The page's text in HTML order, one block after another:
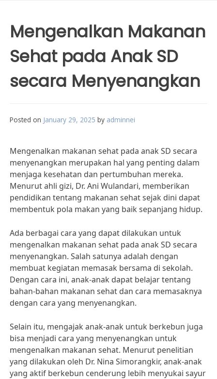
Mengenalkan Makanan
Sehat pada Anak SD
secara Menyenangkan
Posted on January 29, 2025 by adminnei
Mengenalkan makanan sehat pada anak SD secara
menyenangkan merupakan hal yang penting dalam
menjaga kesehatan dan pertumbuhan mereka.
Menurut ahli gizi, Dr. Ani Wulandari, memberikan
pendidikan tentang makanan sehat sejak dini dapat
membentuk pola makan yang baik sepanjang hidup.
Ada berbagai cara yang dapat dilakukan untuk
mengenalkan makanan sehat pada anak SD secara
menyenangkan. Salah satunya adalah dengan
membuat kegiatan memasak bersama di sekolah.
Dengan cara ini, anak-anak dapat belajar tentang
bahan-bahan makanan sehat dan cara memasaknya
dengan cara yang menyenangkan.
Selain itu, mengajak anak-anak untuk berkebun juga
bisa menjadi cara yang menyenangkan untuk
mengenalkan makanan sehat. Menurut penelitian
yang dilakukan oleh Dr. Nina Simorangkir, anak-anak
yang aktif berkebun cenderung lebih menyukai sayur